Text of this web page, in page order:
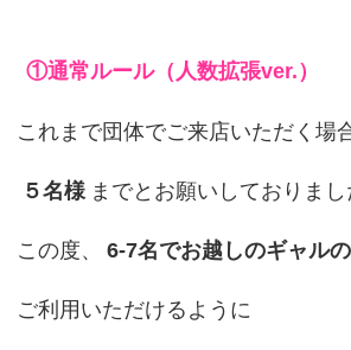
①通常ルール（人数拡張ver.）
これまで団体でご来店いただく場
５名様 までとお願いしておりまし
この度、 6-7名でお越しのギャル
ご利用いただけるように